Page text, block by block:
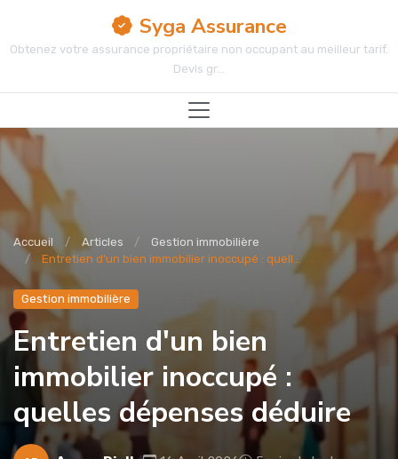
Syga Assurance
Obtenez votre assurance propriétaire non occupant au meilleur tarif.
Devis gr...
Accueil Articles
Gestion immobilière
Entretien d'un bien immobilier inoccupé : quell...
Gestion immobilière
Entretien d'un bien
immobilier inoccupé :
quelles dépenses déduire